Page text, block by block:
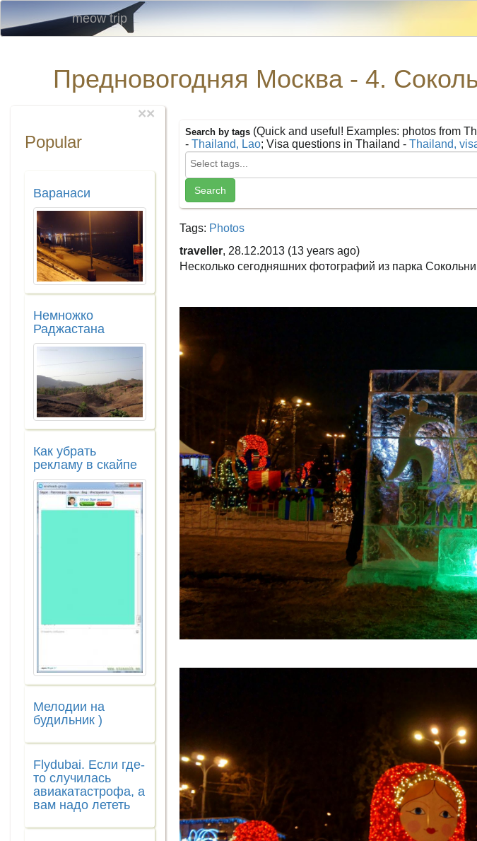
meow trip
Предновогодняя Москва - 4.
×
×
Popular
Варанаси
Немножко
Раджастана
Как убрать
рекламу в скайпе
Мелодии на
будильник )
Flydubai. Если где-
то случилась
авиакатастрофа, а
вам надо лететь
Search by tags (Quick and useful! Examples: photos from
- Thailand, Lao; Visa questions in Thailand - Thailand,
Tags: Photos
traveller, 28.12.2013 (13 years ago)
Несколько сегодняшних фотографий из парка